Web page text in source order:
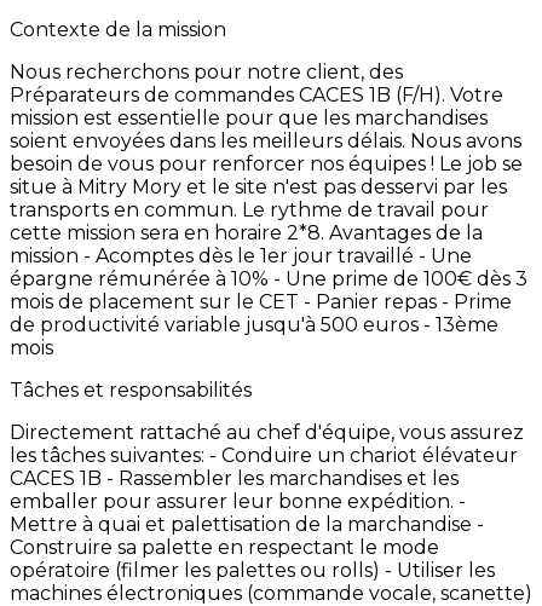
Contexte de la mission
Nous recherchons pour notre client, des
Préparateurs de commandes CACES 1B (F/H). Votre
mission est essentielle pour que les marchandises
soient envoyées dans les meilleurs délais. Nous avons
besoin de vous pour renforcer nos équipes ! Le job se
situe à Mitry Mory et le site n'est pas desservi par les
transports en commun. Le rythme de travail pour
cette mission sera en horaire 2*8. Avantages de la
mission - Acomptes dès le 1er jour travaillé - Une
épargne rémunérée à 10% - Une prime de 100€ dès 3
mois de placement sur le CET - Panier repas - Prime
de productivité variable jusqu'à 500 euros - 13ème
mois
Tâches et responsabilités
Directement rattaché au chef d'équipe, vous assurez
les tâches suivantes: - Conduire un chariot élévateur
CACES 1B - Rassembler les marchandises et les
emballer pour assurer leur bonne expédition. -
Mettre à quai et palettisation de la marchandise -
Construire sa palette en respectant le mode
opératoire (filmer les palettes ou rolls) - Utiliser les
machines électroniques (commande vocale, scanette)